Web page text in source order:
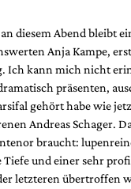
diesem Abend bleibt
Anja Kampe,
Ich kann mich nicht
präsenten,
gehört habe wie
Andreas Schager.
braucht:
und einer sehr
letzteren übertroffen